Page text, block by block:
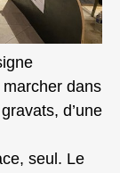
dans
d’une
seul. Le